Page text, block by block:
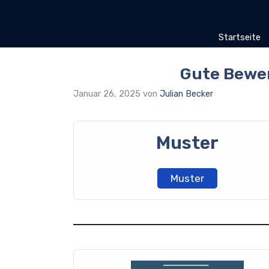
Startseite
Gute
Januar 26, 2025 von Julian Becker
Muster
Muster